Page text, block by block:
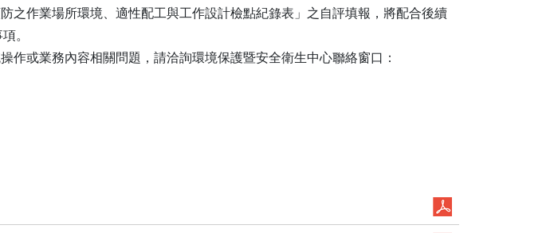
之作業場所環境、適性配工與工作設計檢點紀錄表」之自評填報，將配合後續
。
或業務內容相關問題，請洽詢環境保護暨安全衛生中心聯絡窗口：